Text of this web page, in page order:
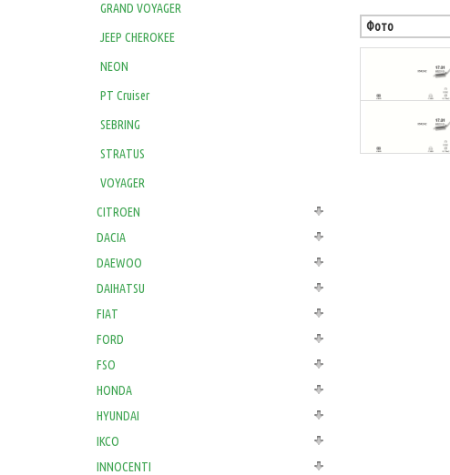
Фото
GRAND VOYAGER
JEEP CHEROKEE
NEON
PT Cruiser
SEBRING
STRATUS
VOYAGER
CITROEN
DACIA
DAEWOO
DAIHATSU
FIAT
FORD
FSO
HONDA
HYUNDAI
IKCO
INNOCENTI